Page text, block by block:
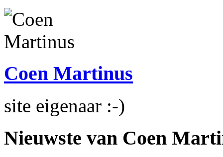
Coen Martinus
site eigenaar :-)
Nieuwste van Coen